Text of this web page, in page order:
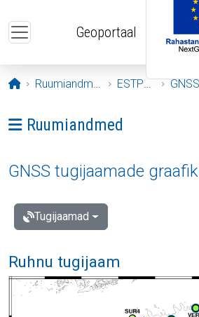
Geoportaal
Avaleht
Ruumiandmed ESTPOS
Ava menüü: Ruumiandmed
Ruumiandmed
GNSS tugijaamade
Tugijaamad
Ruhnu tugijaam